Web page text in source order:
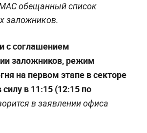
обещанный список
заложников.
с соглашением
заложников, режим
на первом этапе в секторе
силу в 11:15 (12:15 по
в заявлении офиса